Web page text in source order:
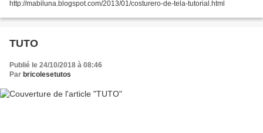
http://mabiluna.blogspot.com/2013/01/costurero-de-tela-tutorial.html
TUTO
Publié le 24/10/2018 à 08:46
Par bricolesetutos